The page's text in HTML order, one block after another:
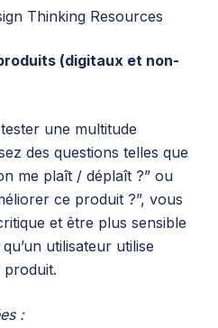
Thinking Resources
(digitaux et non-
une multitude
des questions telles que
me plaît / déplaît ?” ou
ce produit ?”, vous
et être plus sensible
utilisateur utilise
: